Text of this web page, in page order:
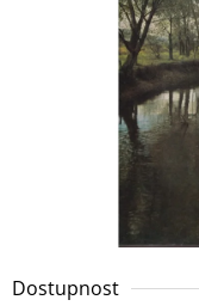
Dostupnost